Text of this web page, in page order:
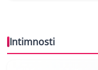
Intimnosti